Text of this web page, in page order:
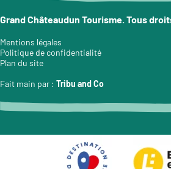
Grand Châteaudun Tourisme. Tous
Mentions légales
Politique de confidentialité
Plan du site
Fait main par : Tribu and Co